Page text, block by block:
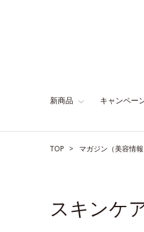
新商品 キャンペー
TOP マガジン（美容情報
スキンケ